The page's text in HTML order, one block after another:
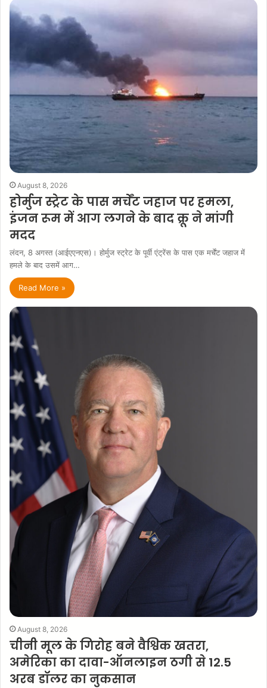
August 8, 2026
होर्मुज स्ट्रेट के पास मर्चेंट जहाज पर हमला,
इंजन रूम में आग लगने के बाद क्रू ने मांगी
मदद
लंदन, 8 अगस्त (आईएएनएस)। होर्मुज स्ट्रेट के पूर्वी एंट्रेंस के पास एक मर्चेंट जहाज में
हमले के बाद उसमें आग…
Read More »
August 8, 2026
चीनी मूल के गिरोह बने वैश्विक खतरा,
अमेरिका का दावा-ऑनलाइन ठगी से 12.5
अरब डॉलर का नुकसान